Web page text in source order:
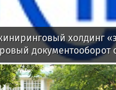
холдинг